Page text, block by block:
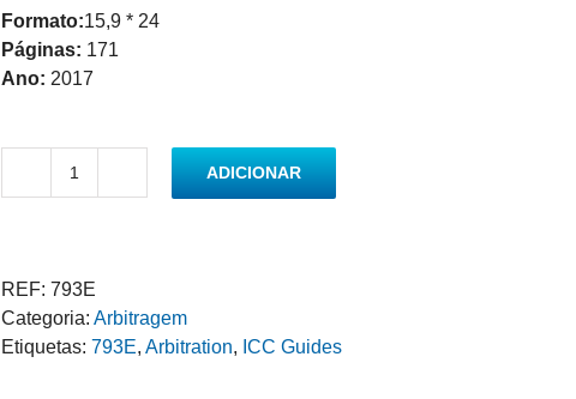
Formato:15,9 * 24
Páginas: 171
Ano: 2017
Quantidade
in
International
Arbitration
ADICIONAR
REF: 793E
Categoria: Arbitragem
Etiquetas: 793E, Arbitration, ICC Guides